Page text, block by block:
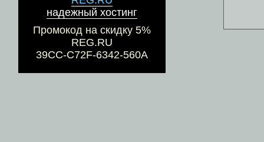
надежный хостинг
Промокод на скидку 5%
REG.RU
39CC-C72F-6342-560A